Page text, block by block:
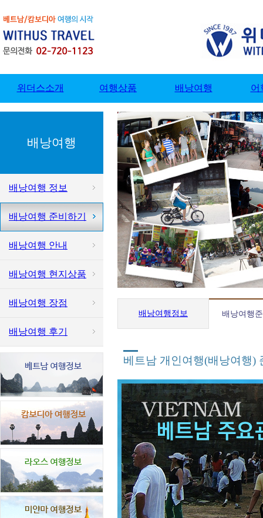
배낭여행
배낭여행 정보
배낭여행 준비하기
배낭여행 안내
배낭여행 현지상품
배낭여행 장점
배낭여행 후기
배낭여행정보 배낭여행
베트남 개인여행(배낭여행)